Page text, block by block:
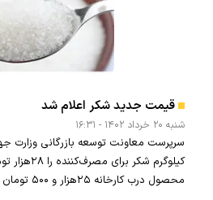
قیمت جدید شکر اعلام شد
شنبه ۲۰ خرداد ۱۴۰۲ - ۱۶:۳۱
سرپرست معاونت توسعه بازرگانی وزارت
کیلوگرم شکر
محصول درب کارخانه ۲۵هزار و ۵۰۰ تومان است.